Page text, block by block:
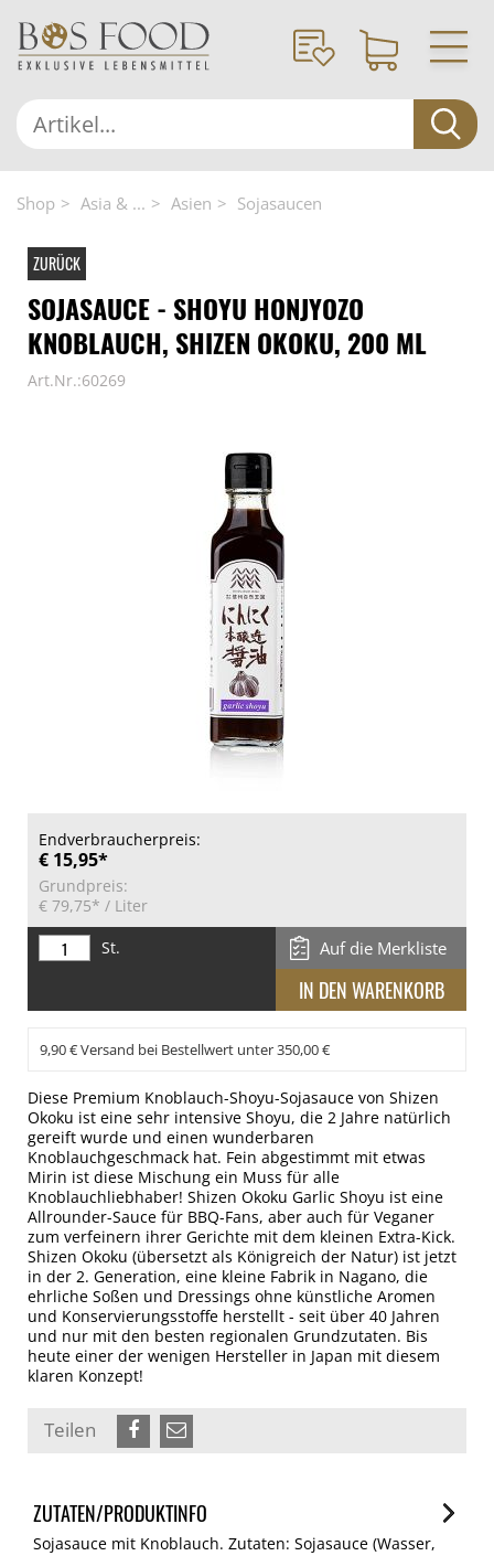
Shop Asia & ... Asien Sojasaucen
ZURÜCK
SOJASAUCE - SHOYU HONJYOZO
KNOBLAUCH, SHIZEN OKOKU, 200 ML
Art.Nr.:60269
Endverbraucherpreis:
€ 15,95*
Grundpreis:
€ 79,75* / Liter
St.
Auf die Merkliste
9,90 € Versand bei Bestellwert unter 350,00 €
Diese Premium Knoblauch-Shoyu-Sojasauce von Shizen
Okoku ist eine sehr intensive Shoyu, die 2 Jahre natürlich
gereift wurde und einen wunderbaren
Knoblauchgeschmack hat. Fein abgestimmt mit etwas
Mirin ist diese Mischung ein Muss für alle
Knoblauchliebhaber! Shizen Okoku Garlic Shoyu ist eine
Allrounder-Sauce für BBQ-Fans, aber auch für Veganer
zum verfeinern ihrer Gerichte mit dem kleinen Extra-Kick.
Shizen Okoku (übersetzt als Königreich der Natur) ist jetzt
in der 2. Generation, eine kleine Fabrik in Nagano, die
ehrliche Soßen und Dressings ohne künstliche Aromen
und Konservierungsstoffe herstellt - seit über 40 Jahren
und nur mit den besten regionalen Grundzutaten. Bis
heute einer der wenigen Hersteller in Japan mit diesem
klaren Konzept!
Teilen
ZUTATEN/PRODUKTINFO
Sojasauce mit Knoblauch. Zutaten: Sojasauce (Wasser,